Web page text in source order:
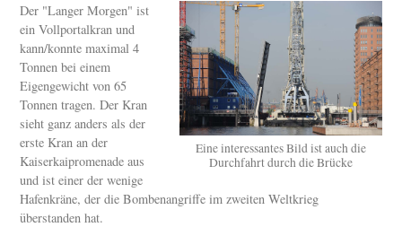
Eine interessantes Bild ist auch die
Durchfahrt durch die Brücke
Der "Langer Morgen" ist
ein Vollportalkran und
kann/konnte maximal 4
Tonnen bei einem
Eigengewicht von 65
Tonnen tragen. Der Kran
sieht ganz anders als der
erste Kran an der
Kaiserkaipromenade aus
und ist einer der wenige
Hafenkräne, der die Bombenangriffe im zweiten Weltkrieg
überstanden hat.